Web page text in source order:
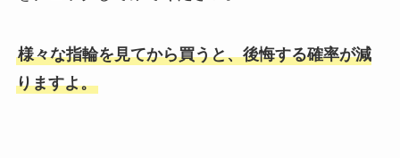
様々な指輪を見てから買うと、後悔する確率が減
りますよ。